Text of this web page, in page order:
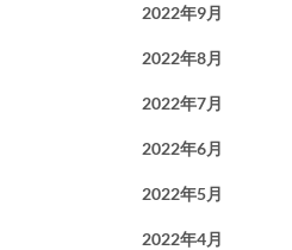
2022年9月
2022年8月
2022年7月
2022年6月
2022年5月
2022年4月